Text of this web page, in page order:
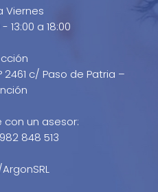
Viernes
13:00 a 18:00
2461 c/ Paso de Patria –
un asesor:
848 513